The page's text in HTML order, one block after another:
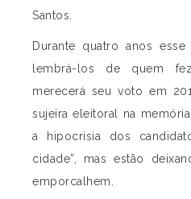
Santos.
Durante quatro anos
lembrá-los de quem
merecerá seu voto em
sujeira eleitoral na
a hipocrisia dos
cidade”, mas estão
emporcalhem.